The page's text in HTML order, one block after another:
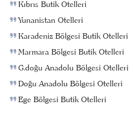
Kıbrıs Butik Otelleri
Yunanistan Otelleri
Karadeniz Bölgesi Butik Otelleri
Marmara Bölgesi Butik Otelleri
G.doğu Anadolu Bölgesi Otelleri
Doğu Anadolu Bölgesi Otelleri
Ege Bölgesi Butik Otelleri